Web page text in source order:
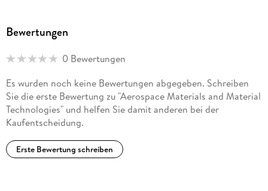
Part III: STRUCTURAL DESIGN
Chapter 12:
Chapter 13:
Aircraft Mechanical Systems. -
Chapter 14:
Design and Structures of Aircraft Engines. -
Missile Propulsion Systems. -
Chapter 16:
Bewertungen
0 Bewertungen
Es wurden noch keine Bewertungen abgegeben. Schreiben
Sie die erste Bewertung zu "Aerospace Materials and Material
Technologies" und helfen Sie damit anderen bei der
Kaufentscheidung.
Erste Bewertung schreiben